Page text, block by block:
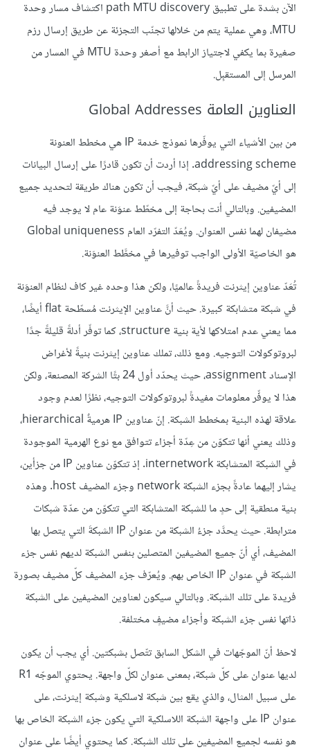
الآن بشدة على تطبيق path MTU discovery اكتشاف مسار وحدة
MTU، وهي عملية يتم من خلالها تجنّب التجزئة عن طريق إرسال رزم
صغيرة بما يكفي لاجتياز الرابط مع أصغر وحدة MTU في المسار من
المرسل إلى المستقبِل.
العناوين العامة Global Addresses
من بين الأشياء التي يوفّرها نموذج خدمة IP هي مخطط العنونة
addressing scheme. إذا أردت أن تكون قادرًا على إرسال البيانات
إلى أيّ مضيف على أيّ شبكة، فيجب أن تكون هناك طريقة لتحديد جميع
المضيفين. وبالتالي أنت بحاجة إلى مخطّط عنوَنة عام لا يوجد فيه
مضيفان لهما نفس العنوان. ويُعَدّ التفرّد العام Global uniqueness
هو الخاصيّة الأولى الواجب توفيرها في مخطَّط العنوَنة.
تُعَدّ عناوين إيثرنت فريدةً عالميًا، ولكن هذا وحده غير كاف لنظام العنوَنة
في شبكة متشابكة كبيرة. حيث أنَّ عناوين الإيثرنت مُسطّحة flat أيضًا،
مما يعني عدم امتلاكها لأية بنية structure، كما توفّر أدلةً قليلةً جدًا
لبروتوكولات التوجيه. ومع ذلك، تملك عناوين إيثرنت بنيةً لأغراض
الإسناد assignment، حيث يحدّد أول 24 بتًا الشركة المصنعة، ولكن
هذا لا يوفِّر معلومات مفيدةً لبروتوكولات التوجيه، نظرًا لعدم وجود
علاقة لهذه البنية بمخطط الشبكة. إنّ عناوين IP هرميةٌ hierarchical،
وذلك يعني أنها تتكوّن من عِدّة أجزاء تتوافق مع نوع الهرمية الموجودة
في الشبكة المتشابكة internetwork. إذ تتكوّن عناوين IP من جزأين،
يشار إليهما عادةً بجزء الشبكة network وجزء المضيف host. وهذه
بنية منطقية إلى حدٍ ما للشبكة المتشابكة التي تتكوّن من عدّة شبكات
مترابطة. حيث يحدَّد جزءُ الشبكة من عنوان IP الشبكةَ التي يتصل بها
المضيف، أي أنّ جميع المضيفين المتصلين بنفس الشبكة لديهم نفس جزء
الشبكة في عنوان IP الخاص بهم. ويُعرّف جزء المضيف كلّ مضيف بصورة
فريدة على تلك الشبكة. وبالتالي سيكون لعناوين المضيفين على الشبكة
ذاتها نفس جزء الشبكة وأجزاء مضيفٍ مختلفة.
لاحظ أنّ الموجّهات في الشكل السابق تتّصل بشبكتين. أي يجب أن يكون
لديها عنوان على كلّ شبكة، بمعنى عنوان لكلّ واجهة. يحتوي الموجّه R1
على سبيل المثال، والذي يقع بين شبكة لاسلكية وشبكة إيثرنت، على
عنوان IP على واجهة الشبكة اللاسلكية التي يكون جزء الشبكة الخاص بها
هو نفسه لجميع المضيفين على تلك الشبكة. كما يحتوي أيضًا على عنوان